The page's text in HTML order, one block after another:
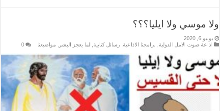
ولا موسي ولا ايليا؟؟؟
يونيو 6, 2020
اذاعة صوت الامل الدولية
برامجنا الاذاعية ,رسائل كتابية ,لما يعجز البشر مواضيعنا 0